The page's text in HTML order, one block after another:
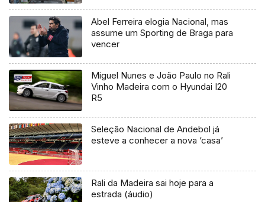
Abel Ferreira elogia Nacional, mas
assume um Sporting de Braga para
vencer
Miguel Nunes e João Paulo no Rali
Vinho Madeira com o Hyundai I20
R5
Seleção Nacional de Andebol já
esteve a conhecer a nova ‘casa’
Rali da Madeira sai hoje para a
estrada (áudio)